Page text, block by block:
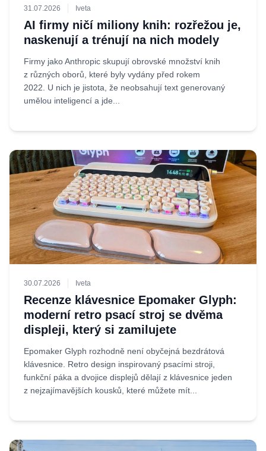
31.07.2026 Iveta
AI firmy ničí miliony knih: rozřežou je,
naskenují a trénují na nich modely
Firmy jako Anthropic skupují obrovské množství knih
z různých oborů, které byly vydány před rokem
2022. U nich je jistota, že neobsahují text generovaný
umělou inteligencí a jde...
30.07.2026 Iveta
Recenze klávesnice Epomaker Glyph:
moderní retro psací stroj se dvěma
displeji, který si zamilujete
Epomaker Glyph rozhodně není obyčejná bezdrátová
klávesnice. Retro design inspirovaný psacími stroji,
funkční páka a dvojice displejů dělají z klávesnice jeden
z nejzajímavějších kousků, které můžete mít...